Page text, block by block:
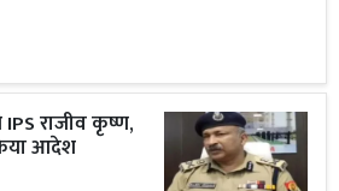
राजीव कृष्ण,
आदेश